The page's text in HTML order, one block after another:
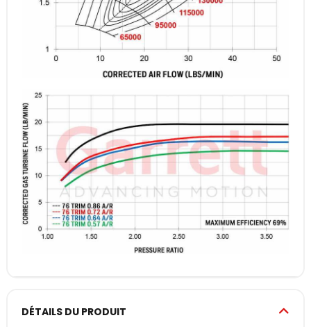
DÉTAILS DU PRODUIT